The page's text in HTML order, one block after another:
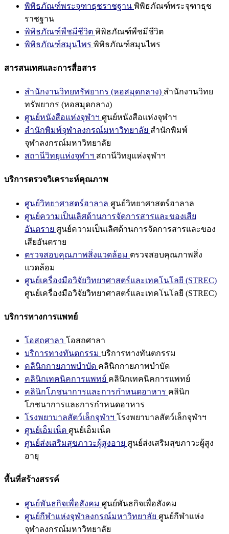
พิพิธภัณฑ์พระจุฑาธุชราชฐาน พิพิธภัณฑ์พระจุฑาธุช
ราชฐาน
พิพิธภัณฑ์พืชมีชีวิต พิพิธภัณฑ์พืชมีชีวิต
พิพิธภัณฑ์สมุนไพร พิพิธภัณฑ์สมุนไพร
สารสนเทศและการสื่อสาร
สำนักงานวิทยทรัพยากร (หอสมุดกลาง) สำนักงานวิทย
ทรัพยากร (หอสมุดกลาง)
ศูนย์หนังสือแห่งจุฬาฯ ศูนย์หนังสือแห่งจุฬาฯ
สำนักพิมพ์จุฬาลงกรณ์มหาวิทยาลัย สำนักพิมพ์
จุฬาลงกรณ์มหาวิทยาลัย
สถานีวิทยุแห่งจุฬาฯ สถานีวิทยุแห่งจุฬาฯ
บริการตรวจวิเคราะห์คุณภาพ
ศูนย์วิทยาศาสตร์ฮาลาล ศูนย์วิทยาศาสตร์ฮาลาล
ศูนย์ความเป็นเลิศด้านการจัดการสารและของเสีย
อันตราย ศูนย์ความเป็นเลิศด้านการจัดการสารและของ
เสียอันตราย
ตรวจสอบคุณภาพสิ่งแวดล้อม ตรวจสอบคุณภาพสิ่ง
แวดล้อม
ศูนย์เครื่องมือวิจัยวิทยาศาสตร์และเทคโนโลยี (STREC)
ศูนย์เครื่องมือวิจัยวิทยาศาสตร์และเทคโนโลยี (STREC)
บริการทางการแพทย์
โอสถศาลา โอสถศาลา
บริการทางทันตกรรม บริการทางทันตกรรม
คลินิกกายภาพบำบัด คลินิกกายภาพบำบัด
คลินิกเทคนิคการแพทย์ คลินิกเทคนิคการแพทย์
คลินิกโภชนาการและการกำหนดอาหาร คลินิก
โภชนาการและการกำหนดอาหาร
โรงพยาบาลสัตว์เล็กจุฬาฯ โรงพยาบาลสัตว์เล็กจุฬาฯ
ศูนย์เอ็มเน็ต ศูนย์เอ็มเน็ต
ศูนย์ส่งเสริมสุขภาวะผู้สูงอายุ ศูนย์ส่งเสริมสุขภาวะผู้สูง
อายุ
พื้นที่สร้างสรรค์
ศูนย์พันธกิจเพื่อสังคม ศูนย์พันธกิจเพื่อสังคม
ศูนย์กีฬาแห่งจุฬาลงกรณ์มหาวิทยาลัย ศูนย์กีฬาแห่ง
จุฬาลงกรณ์มหาวิทยาลัย